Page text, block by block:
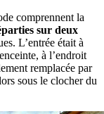
comprennent la
sur deux
L’entrée était à
à l’endroit
remplacée par
sous le clocher du